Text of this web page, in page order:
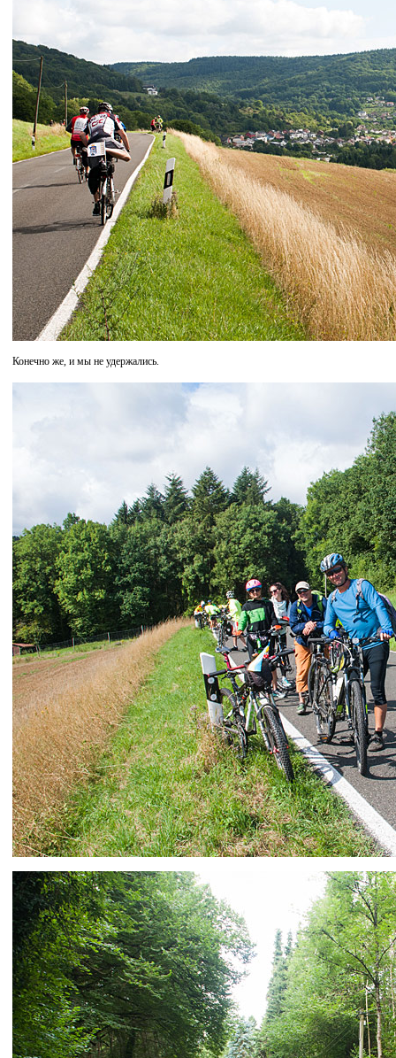
Конечно же, и мы не удержались.